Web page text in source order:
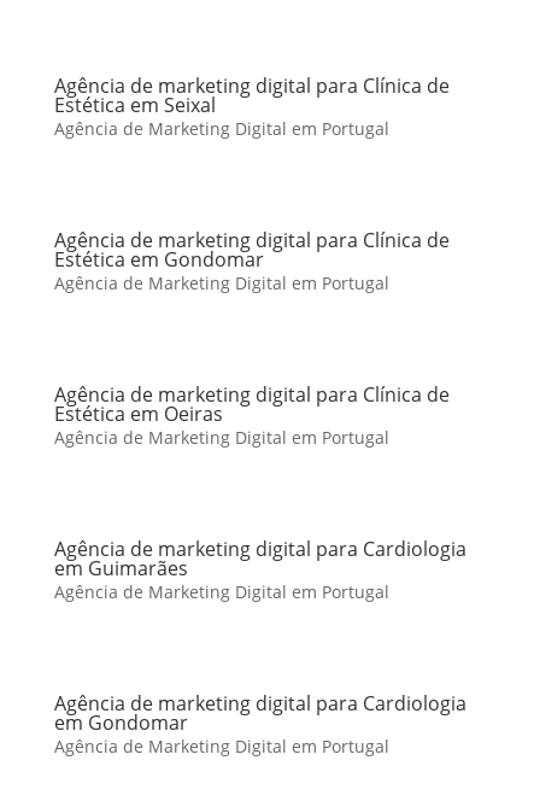
Agência de marketing digital para Clínica de
Estética em Seixal
Agência de Marketing Digital em Portugal
Agência de marketing digital para Clínica de
Estética em Gondomar
Agência de Marketing Digital em Portugal
Agência de marketing digital para Clínica de
Estética em Oeiras
Agência de Marketing Digital em Portugal
Agência de marketing digital para Cardiologia
em Guimarães
Agência de Marketing Digital em Portugal
Agência de marketing digital para Cardiologia
em Gondomar
Agência de Marketing Digital em Portugal